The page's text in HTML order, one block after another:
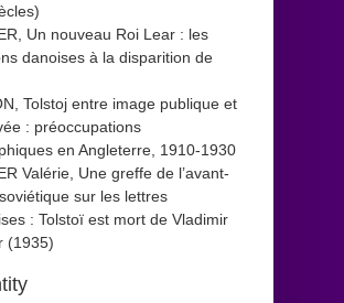
Un nouveau Roi Lear : les
danoises à la disparition de
Tolstoj entre image publique et
: préoccupations
en Angleterre, 1910-1930
Valérie, Une greffe de l’avant-
sur les lettres
: Tolstoï est mort de Vladimir
(1935)